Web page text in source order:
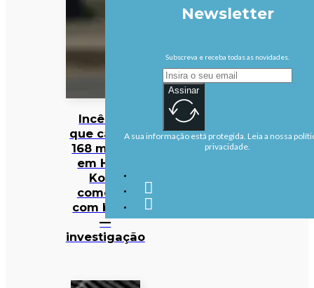
Incêndio
que causou
168 mortos
em Hong
Kong
começou
com beata
—
investigação
Newsletter
Subscreva e receba todas as novidades.
Assinar
A sua informação está protegida. Leia a nossa
privacidade.